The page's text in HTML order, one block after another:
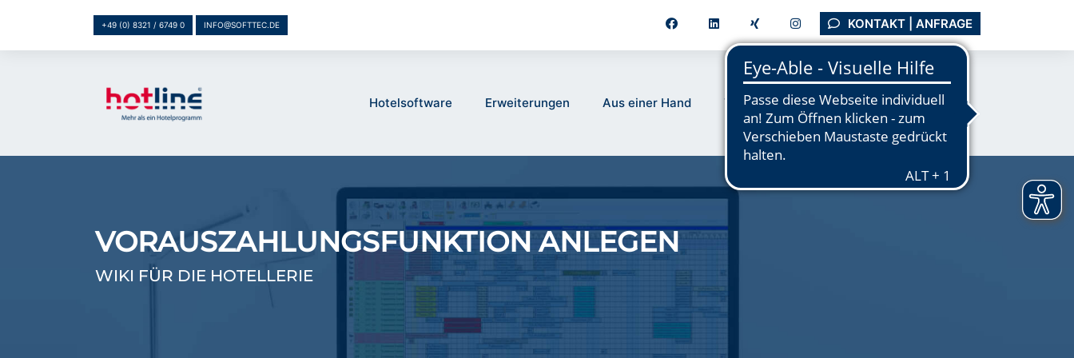
+49 (0) 8321 / 6749 0 INFO@SOFTTEC.DE KONTAKT | ANFRAGE
Hotelsoftware Erweiterungen Aus einer Hand Tutorials Support Unternehmen
VORAUSZAHLUNGSFUNKTION ANLEGEN
WIKI FÜR DIE HOTELLERIE